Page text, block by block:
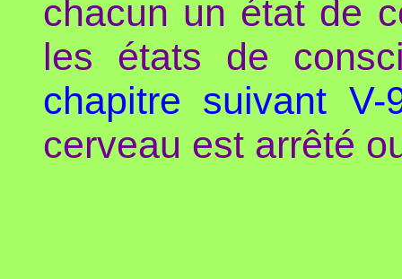
chacun un état de
les états de
chapitre suivant V-
cerveau est arrêté